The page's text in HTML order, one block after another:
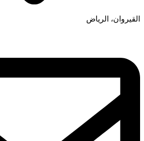
القيروان، الرياض